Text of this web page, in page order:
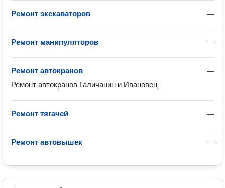
—
Ремонт экскаваторов
—
Ремонт манипуляторов
—
Ремонт автокранов
Ремонт автокранов Галичанин и Ивановец
—
Ремонт тягачей
—
Ремонт автовышек